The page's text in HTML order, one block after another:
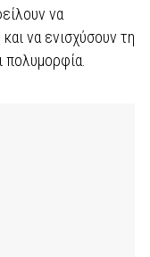
να
να ενισχύσουν τη
πολυμορφία.